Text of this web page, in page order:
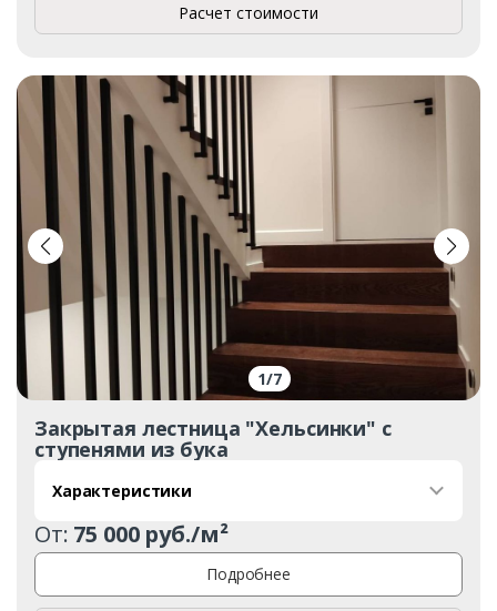
Расчет стоимости
1/7
Закрытая лестница "Хельсинки" с
ступенями из бука
Характеристики
От: 75 000 руб./м²
Подробнее